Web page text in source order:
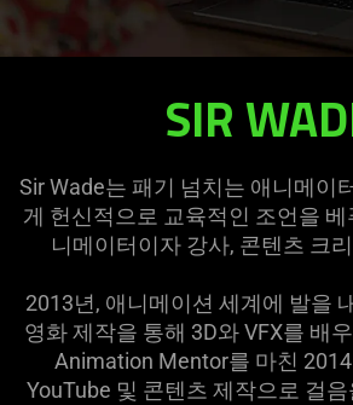
SIR
Sir Wade는 패기 넘치는 애니메이
게 헌신적으로 교육적인 조언을 베
니메이터이자 강사, 콘텐츠 크
2013년, 애니메이션 세계에 발을
영화 제작을 통해 3D와 VFX를 배
Animation Mentor를 마친
YouTube 및 콘텐츠 제작으로 걸